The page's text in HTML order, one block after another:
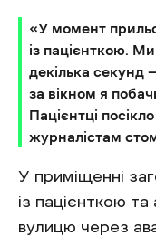
«У момент
із пацієнткою.
декілька секунд
за вікном я
Пацієнтці
журналістам
У приміщенні
із пацієнткою
вулицю через